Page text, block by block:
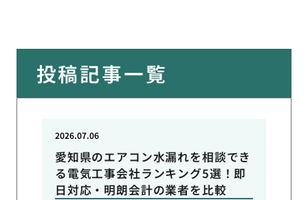
投稿記事一覧
愛知県のエアコン水漏れを相談でき
る電気工事会社ランキング5選！即
日対応・明朗会計の業者を比較
2026.07.06